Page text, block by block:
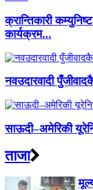
क्रान्तिकारी
कार्यक्रम...
नवउदारवादी
साऊदी–अमेरिकी
ताजा